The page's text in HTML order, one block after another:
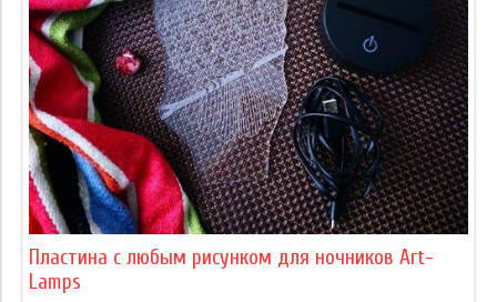
Пластина с любым рисунком для ночников Art-
Lamps